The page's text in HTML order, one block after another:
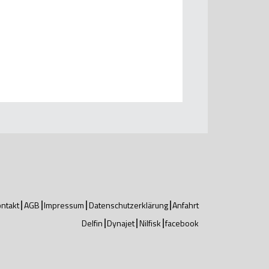
AGB Impressum Datenschutzerklärung Anfahrt
Delfin Dynajet Nilfisk facebook